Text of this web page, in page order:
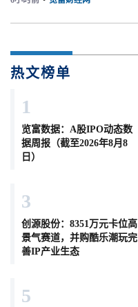
热文榜单
1
览富数据：A股IPO动态数
据周报（截至2026年8月8
日）
3
创源股份：8351万元卡位高
景气赛道，并购酷乐潮玩完
善IP产业生态
5